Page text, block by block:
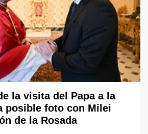
la visita del Papa a la
posible foto con Milei
de la Rosada